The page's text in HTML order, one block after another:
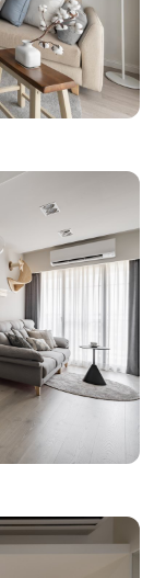
整體風格協調又
，搭配灰調杏仁
間，讓身心寧靜
書櫃，收整屋主
納櫃體特別規劃
品收納需求；玄
能性，同時呼應
能性，於中島與
器與收納；在矮
克杯牆，兼具收